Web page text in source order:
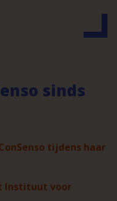
sinds
tijdens haar
Instituut voor